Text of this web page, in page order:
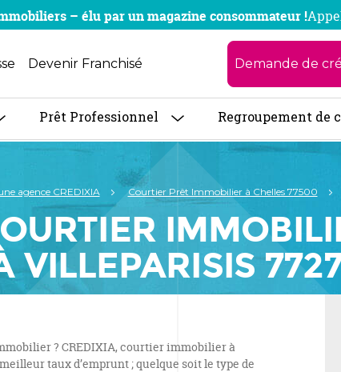
– élu par un magazine consommateur !
Devenir Franchisé Demande de
Prêt Professionnel Regroupement de
agence CREDIXIA Courtier Prêt Immobilier à Chelles 77500
VILLEPARISIS
? CREDIXIA, courtier immobilier à
taux d’emprunt ; quelque soit le type de